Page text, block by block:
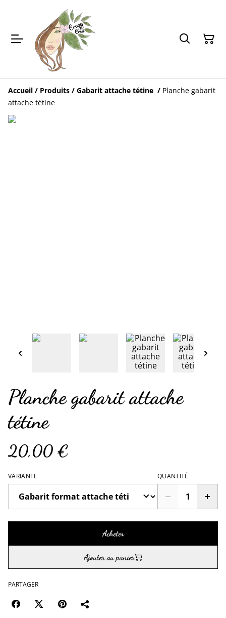
Accueil / Produits / Gabarit attache tétine / Planche gabarit
attache tétine
Planche gabarit attache
tétine
20,00 €
VARIANTE QUANTITÉ
Acheter
Ajouter au panier
PARTAGER